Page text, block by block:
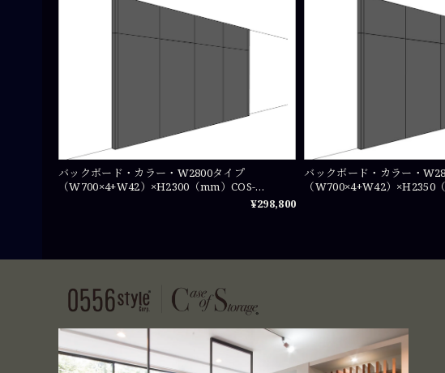
バックボード・カラー・W2800タイプ
（W700×4+W42）×H2300（mm）COS-
¥298,800
バックボード・カラー・
（W700×4+W42）×H2350